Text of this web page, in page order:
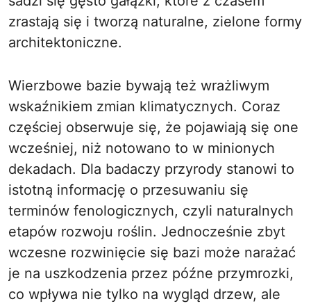
zrastają się i tworzą naturalne, zielone formy
architektoniczne.
Wierzbowe bazie bywają też wrażliwym
wskaźnikiem zmian klimatycznych. Coraz
częściej obserwuje się, że pojawiają się one
wcześniej, niż notowano to w minionych
dekadach. Dla badaczy przyrody stanowi to
istotną informację o przesuwaniu się
terminów fenologicznych, czyli naturalnych
etapów rozwoju roślin. Jednocześnie zbyt
wczesne rozwinięcie się bazi może narażać
je na uszkodzenia przez późne przymrozki,
co wpływa nie tylko na wygląd drzew, ale